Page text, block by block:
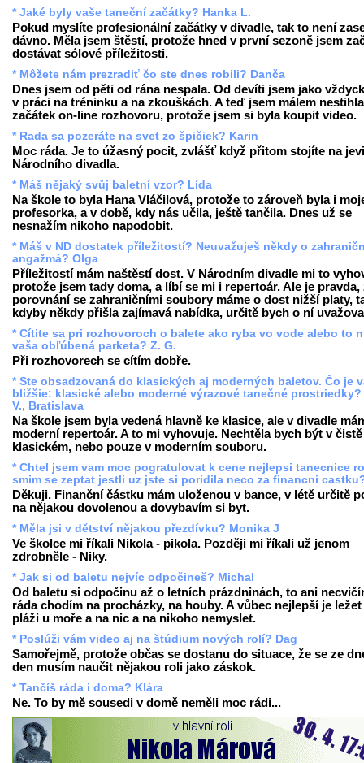
* Jaké byly vaše taneční začátky? Hanka L.
Pokud myslíte profesionální začátky v divadle, tak to není
dávno. Měla jsem štěstí, protože hned v první sezoně jsem
dostávat sólové příležitosti.
* Môžete nám prezradiť čo ste dnes robili? Danča
Dnes jsem od pěti od rána nespala. Od devíti jsem jako
v práci na tréninku a na zkouškách. A teď jsem málem nestihla
začátek on-line rozhovoru, protože jsem si byla koupit video.
* Rada sa pozeráte na svet zo špičiek? Karin
Moc ráda. Je to úžasný pocit, zvlášť když přitom stojíte na
Národního divadla.
* Máš nějaký svůj baletní vzor? Lída
Na škole to byla Hana Vláčilová, protože to zároveň byla i
profesorka, a v době, kdy nás učila, ještě tančila. Dnes už se
nesnažím nikoho napodobit.
* Máš v ND dostatek příležitostí? Neuvažuješ někdy o
angažmá? Olga
Příležitostí mám naštěstí dost. V Národním divadle mi to
protože jsem tady doma, a líbí se mi i repertoár. Ale je pravda,
porovnání se zahraničními soubory máme o dost nižší platy,
kdyby někdy přišla zajímavá nabídka, určitě bych o ní
* Cítite sa pri rozhovoroch o balete ako ryba vo vode alebo to
vaša obľúbená parketa? Z. G.
Při rozhovorech se cítím dobře.
* Ste obsadzovaná do klasických aj moderných baletov. Čo je
bližšie: klasické alebo moderné výrazové tanečné prostriedky?
V., Bratislava
Na škole jsem byla vedená hlavně ke klasice, ale v divadle
moderní repertoár. A to mi vyhovuje. Nechtěla bych být v čistě
klasickém, nebo pouze v moderním souboru.
* Chtel jsem vam moc pogratulovat k cene nejlepsi tanecnice
smim se zeptat jestli uz jste si poridila neco za financni
Děkuji. Finanční částku mám uloženou v bance, v létě určitě
na nějakou dovolenou a dovybavím si byt.
* Měla jsi v dětství nějakou přezdívku? Monika J
Ve školce mi říkali Nikola - pikola. Později mi říkali už jenom
zdrobněle - Niky.
* Jak si od baletu nejvíc odpočineš? Michal
Od baletu si odpočinu až o letních prázdninách, to ani
ráda chodím na procházky, na houby. A vůbec nejlepší je ležet
pláži u moře a na nic a na nikoho nemyslet.
* Poslúži vám video aj na štúdium nových rolí? Dag
Samořejmě, protože občas se dostanu do situace, že se ze
den musím naučit nějakou roli jako záskok.
* Tančíš ráda i doma? Klára
Ne. To by mě sousedi v domě neměli moc rádi...